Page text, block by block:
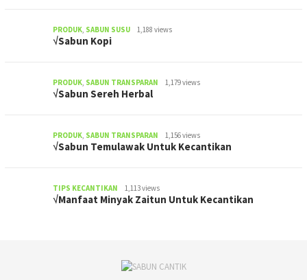
PRODUK SABUN SUSU 1,188 views
√Sabun Kopi
PRODUK SABUN TRANSPARAN 1,179 views
√Sabun Sereh Herbal
PRODUK SABUN TRANSPARAN 1,156 views
√Sabun Temulawak Untuk Kecantikan
TIPS KECANTIKAN 1,113 views
√Manfaat Minyak Zaitun Untuk Kecantikan